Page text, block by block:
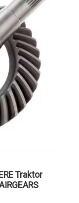
Traktor